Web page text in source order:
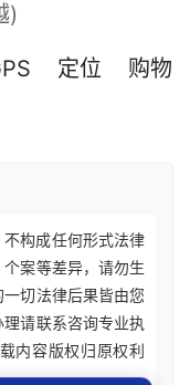
)
定位
购物
构成任何形式法律
案等差异，请勿生
切法律后果皆由您
请联系咨询专业执
内容版权归原权利